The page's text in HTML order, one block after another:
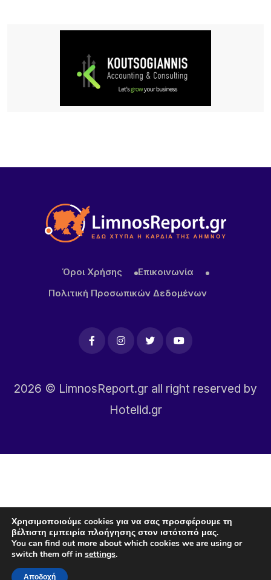
20 ΏΡΕΣ ΠΡΙΝ
70% για επενδύσεις αγροτών και συλλογικών
σχημάτων – Σημαντική ευκαιρία και για τη Λήμνο
επίκεντρο των εξελίξεων
22 ΏΡΕΣ ΠΡΙΝ
Όροι Χρήσης
Επικοινωνία
Πολιτική Προσωπικών Δεδομένων
2026 © LimnosReport.gr all right reserved by
Hotelid.gr
Χρησιμοποιούμε cookies για να σας προσφέρουμε τη
βέλτιστη εμπειρία πλοήγησης στον ιστότοπό μας.
You can find out more about which cookies we are using or
switch them off in settings.
Αποδοχή